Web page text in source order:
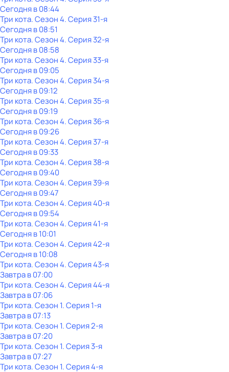
Сегодня в 08:44
Три кота. Сезон 4. Серия 31-я
Сегодня в 08:51
Три кота. Сезон 4. Серия 32-я
Сегодня в 08:58
Три кота. Сезон 4. Серия 33-я
Сегодня в 09:05
Три кота. Сезон 4. Серия 34-я
Сегодня в 09:12
Три кота. Сезон 4. Серия 35-я
Сегодня в 09:19
Три кота. Сезон 4. Серия 36-я
Сегодня в 09:26
Три кота. Сезон 4. Серия 37-я
Сегодня в 09:33
Три кота. Сезон 4. Серия 38-я
Сегодня в 09:40
Три кота. Сезон 4. Серия 39-я
Сегодня в 09:47
Три кота. Сезон 4. Серия 40-я
Сегодня в 09:54
Три кота. Сезон 4. Серия 41-я
Сегодня в 10:01
Три кота. Сезон 4. Серия 42-я
Сегодня в 10:08
Три кота. Сезон 4. Серия 43-я
Завтра в 07:00
Три кота. Сезон 4. Серия 44-я
Завтра в 07:06
Три кота. Сезон 1. Серия 1-я
Завтра в 07:13
Три кота. Сезон 1. Серия 2-я
Завтра в 07:20
Три кота. Сезон 1. Серия 3-я
Завтра в 07:27
Три кота. Сезон 1. Серия 4-я